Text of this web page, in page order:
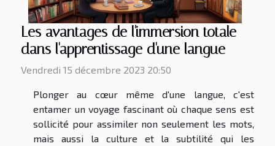
Les avantages de l'immersion totale
dans l'apprentissage d'une langue
Vendredi 15 décembre 2023 20:50
Plonger au cœur même d'une langue, c'est
entamer un voyage fascinant où chaque sens est
sollicité pour assimiler non seulement les mots,
mais aussi la culture et la subtilité qui les